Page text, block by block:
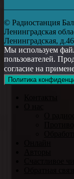
© Радиостанция
Ленинградская
Ленинградская,
Мы используем
пользователей.
согласие на
Политика